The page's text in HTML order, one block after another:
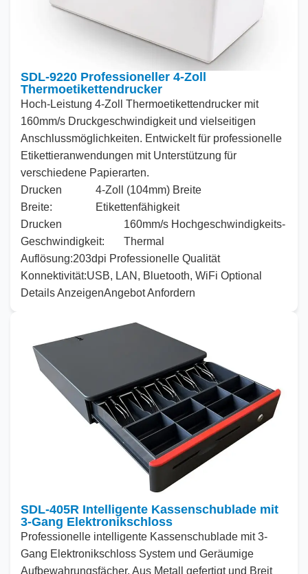
SDL-9220 Professioneller 4-Zoll
Thermoetikettendrucker
Hoch-Leistung 4-Zoll Thermoetikettendrucker mit
160mm/s Druckgeschwindigkeit und vielseitigen
Anschlussmöglichkeiten. Entwickelt für professionelle
Etikettieranwendungen mit Unterstützung für
verschiedene Papierarten.
Drucken
Breite:
4-Zoll (104mm) Breite
Etikettenfähigkeit
Drucken
Geschwindigkeit:
160mm/s Hochgeschwindigkeits-
Thermal
Auflösung:203dpi Professionelle Qualität
Konnektivität:USB, LAN, Bluetooth, WiFi Optional
Details AnzeigenAngebot Anfordern
SDL-405R Intelligente Kassenschublade mit
3-Gang Elektronikschloss
Professionelle intelligente Kassenschublade mit 3-
Gang Elektronikschloss System und Geräumige
Aufbewahrungsfächer. Aus Metall gefertigtund Breit